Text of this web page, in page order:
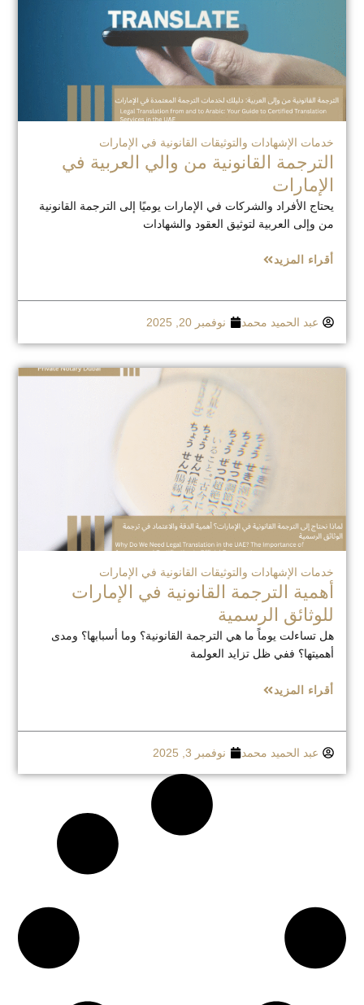
خدمات الإشهادات والتوثيقات القانونية في الإمارات
الترجمة القانونية من والي العربية في
الإمارات
يحتاج الأفراد والشركات في الإمارات يوميًا إلى الترجمة القانونية
من وإلى العربية لتوثيق العقود والشهادات
أقراء المزيد
عبد الحميد محمد نوفمبر 20, 2025
خدمات الإشهادات والتوثيقات القانونية في الإمارات
أهمية الترجمة القانونية في الإمارات
للوثائق الرسمية
هل تساءلت يوماً ما هي الترجمة القانونية؟ وما أسبابها؟ ومدى
أهميتها؟ ففي ظل تزايد العولمة
أقراء المزيد
عبد الحميد محمد نوفمبر 3, 2025